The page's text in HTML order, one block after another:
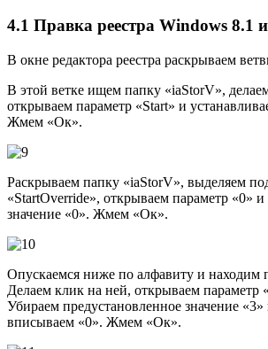
4.1 Правка реестра Windows 8.1
В окне редактора реестра раскрываем
В этой ветке ищем папку «iaStorV»,
открываем параметр «Start» и
Жмем «Ок».
Раскрываем папку «iaStorV», выделяем
«StartOverride», открываем параметр «0» и
значение «0». Жмем «Ок».
Опускаемся ниже по алфавиту и находим
Делаем клик на ней, открываем параметр
Убираем предустановленное значение «3»
вписываем «0». Жмем «Ок».